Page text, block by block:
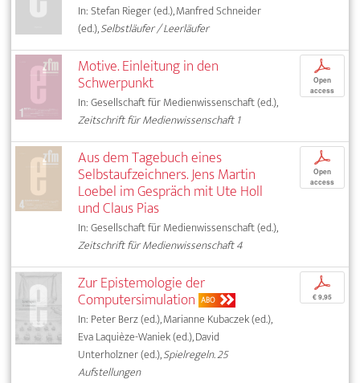
In: Stefan Rieger (ed.), Manfred Schneider
(ed.),Selbstläufer / Leerläufer
Motive. Einleitung in den
Schwerpunkt
In: Gesellschaft für Medienwissenschaft (ed.),
Zeitschrift für Medienwissenschaft 1
p
Open
access
Aus dem Tagebuch eines
Selbstaufzeichners. Jens Martin
Loebel im Gespräch mit Ute Holl
und Claus Pias
In: Gesellschaft für Medienwissenschaft (ed.),
Zeitschrift für Medienwissenschaft 4
p
Open
access
Zur Epistemologie der
Computersimulation ABO
In: Peter Berz (ed.), Marianne Kubaczek (ed.),
Eva Laquièze-Waniek (ed.), David
Unterholzner (ed.),Spielregeln. 25
Aufstellungen
p
€ 9,95